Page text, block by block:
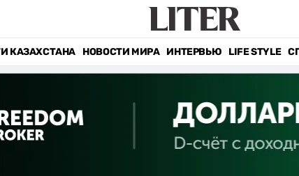
КАЗАХСТАНА НОВОСТИ МИРА ИНТЕРВЬЮ LIFE STYLE